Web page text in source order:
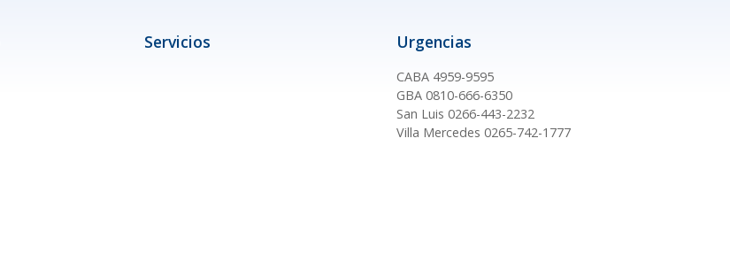
Servicios Urgencias
CABA 4959-9595
GBA 0810-666-6350
San Luis 0266-443-2232
Villa Mercedes 0265-742-1777